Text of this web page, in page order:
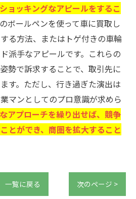
ョッキングなアピールをするこ
ボールペンを使って車に買取し
る方法、またはトゲ付きの車輪
派手なアピールです。これらの
勢で訴求することで、取引先に
す。ただし、行き過ぎた演出は
マンとしてのプロ意識が求めら
アプローチを繰り出せば、競争
とができ、商圏を拡大すること
一覧に戻る 次のページ >